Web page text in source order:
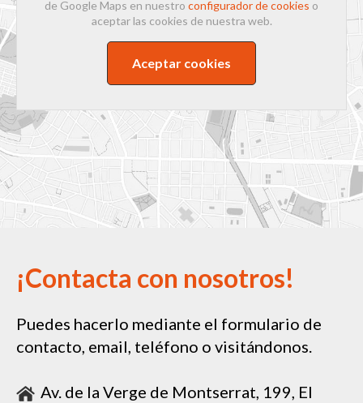
de Google Maps en nuestro configurador de cookies o
aceptar las cookies de nuestra web.
Aceptar cookies
¡Contacta con nosotros!
Puedes hacerlo mediante el formulario de
contacto, email, teléfono o visitándonos.
Av. de la Verge de Montserrat, 199, El